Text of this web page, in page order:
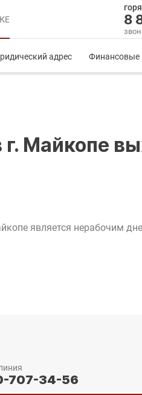
8
адрес Финансовые
Майкопе
является нерабочим
707-34-56